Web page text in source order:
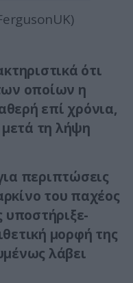
ότι
οποίων η
επί χρόνια,
τη λήψη
περιπτώσεις
του παχέος
υποστήριξε-
μορφή της
λάβει